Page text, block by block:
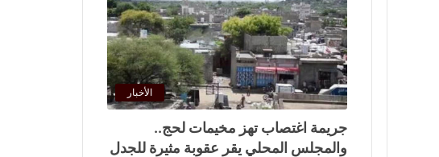
الأخبار
جريمة اغتصاب تهز مخيمات لحج..
والمجلس المحلي يقر عقوبة مثيرة للجدل